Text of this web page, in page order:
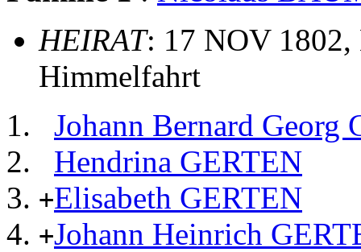
HEIRAT: 17 NOV
Himmelfahrt
Johann Bernard Georg
Hendrina GERTEN
+Elisabeth GERTEN
+Johann Heinrich